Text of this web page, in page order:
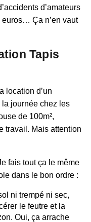
d’amateurs
Ça n’en vaut
Tapis
location d’un
journée chez les
de 100m²,
travail. Mais attention
fais tout ça le même
dans le bon ordre :
ni trempé ni sec,
le feutre et la
Oui, ça arrache